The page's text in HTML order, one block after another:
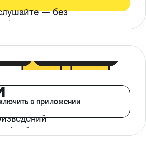
— без
офлайн
в приложении